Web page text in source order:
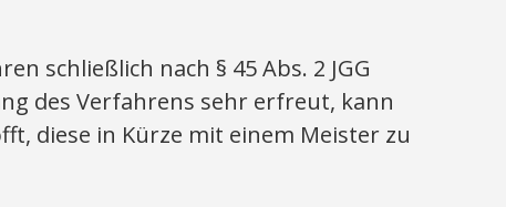
schließlich nach § 45 Abs. 2 JGG
des Verfahrens sehr erfreut, kann
diese in Kürze mit einem Meister zu